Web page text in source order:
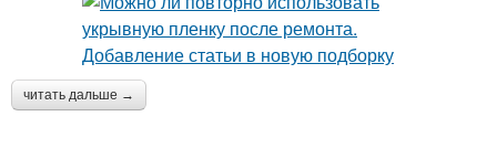
читать дальше →